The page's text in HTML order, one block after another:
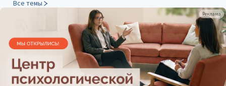
Реклама
Все темы